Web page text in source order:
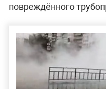
повреждённого